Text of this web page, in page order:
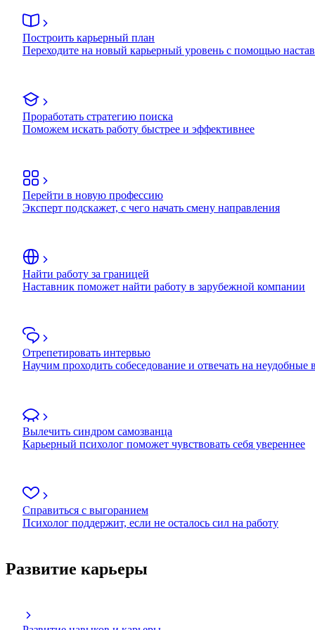
Построить карьерный план
Переходите на новый карьерный уровень с помощью
Проработать стратегию поиска
Поможем искать работу быстрее и эффективнее
Перейти в новую профессию
Эксперт подскажет, с чего начать смену направления
Найти работу за границей
Наставник поможет найти работу в зарубежной компании
Отрепетировать интервью
Научим проходить собеседование и отвечать на неудобные
Вылечить синдром самозванца
Карьерный психолог поможет чувствовать себя увереннее
Справиться с выгоранием
Психолог поддержит, если не осталось сил на работу
Развитие карьеры